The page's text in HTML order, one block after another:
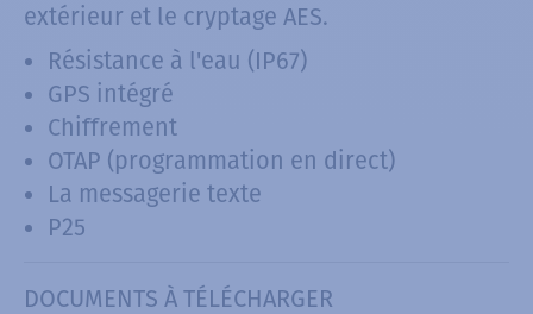
extérieur et le cryptage AES.
Résistance à l'eau (IP67)
GPS intégré
Chiffrement
OTAP (programmation en direct)
La messagerie texte
P25
DOCUMENTS À TÉLÉCHARGER